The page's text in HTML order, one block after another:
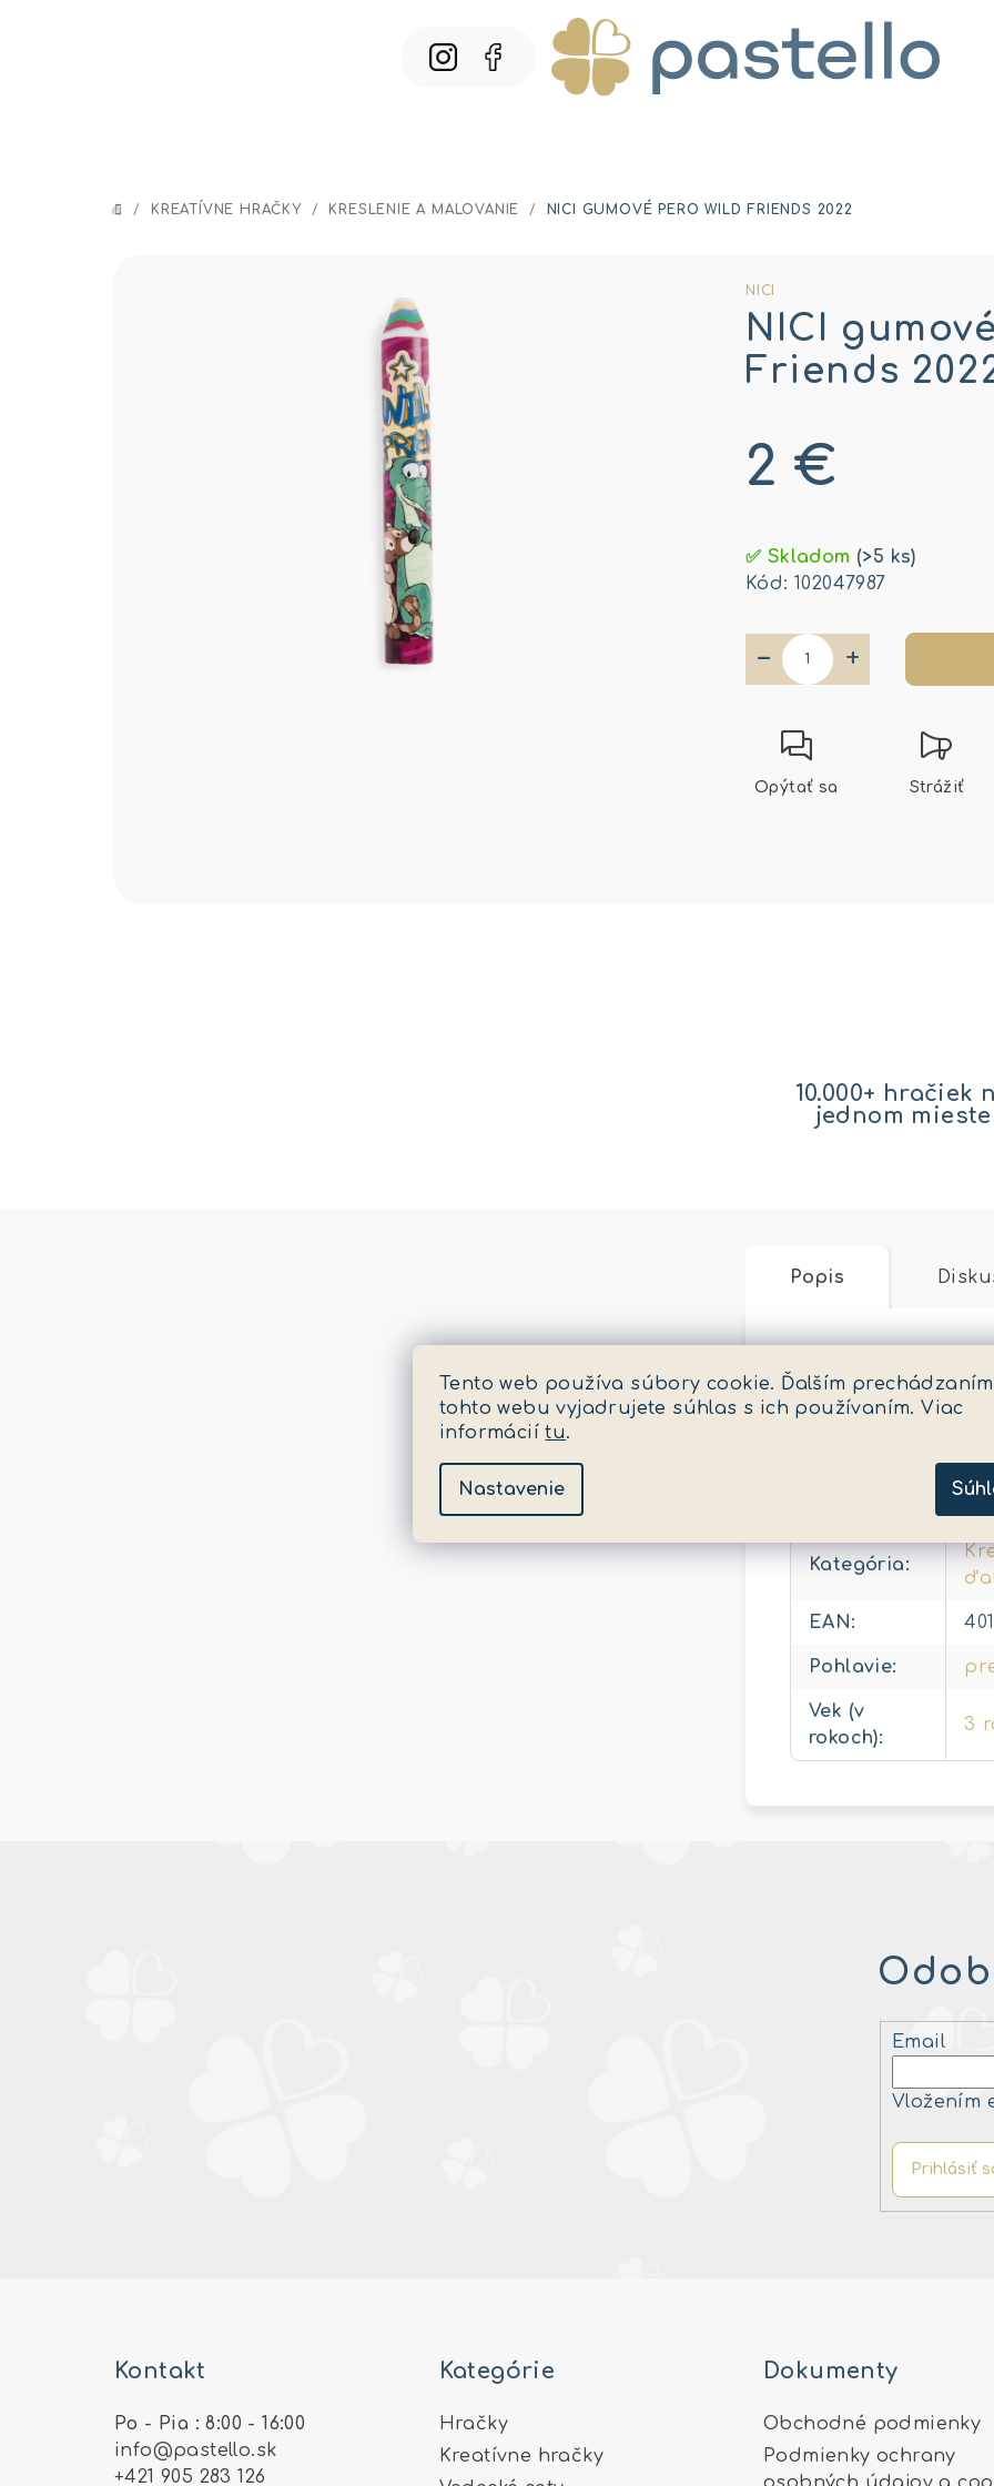
Tento web používa súbory cookie. Ďalším prechádzaním
tohto webu vyjadrujete súhlas s ich používaním. Viac
informáciítu.
Nastavenie
DOMOV
/ KREATÍVNE HRAČKY / KRESLENIE A MALOVANIE / NICI GUMOVÉ PERO WILD FRIENDS 2022
NICI
NICI
Friends
2 €
cena:
✅ Skladom (>5 ks)
Kód: 102047987
+
−
Opýtať sa Strážiť
10.000+ hračiek
jednom mieste
Popis
Podrobný popis
Gumové farebné
Dodatočné
Kategória:
EAN:
Pohlavie:
Vek (v
rokoch):
3
Email
Vložením
Prihlásiť
Kontakt
Po - Pia : 8:00 - 16:00
info@pastello.sk
+421 905 283 126
Kategórie
Hračky
Kreatívne hračky
Dokumenty
Obchodné podmienky
Podmienky ochrany